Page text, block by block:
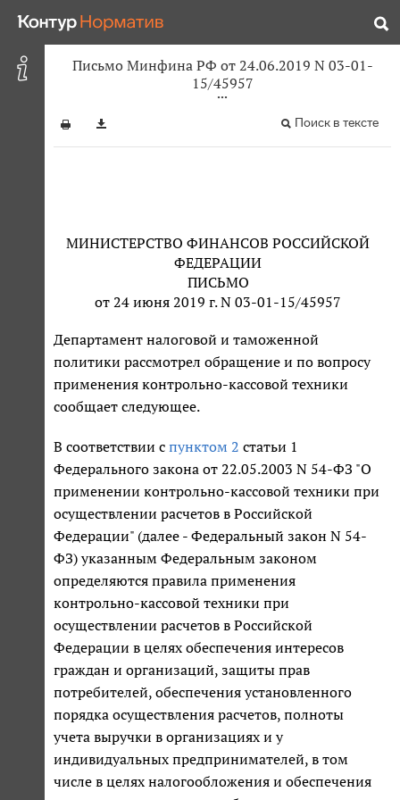
Письмо Минфина РФ от 24.06.2019 N 03-01-
15/45957
Поиск в тексте
МИНИСТЕРСТВО ФИНАНСОВ РОССИЙСКОЙ
ФЕДЕРАЦИИ
ПИСЬМО
от 24 июня 2019 г. N 03-01-15/45957
Департамент налоговой и таможенной
политики рассмотрел обращение и по вопросу
применения контрольно-кассовой техники
сообщает следующее.
В соответствии с пунктом 2 статьи 1
Федерального закона от 22.05.2003 N 54-ФЗ "О
применении контрольно-кассовой техники при
осуществлении расчетов в Российской
Федерации" (далее - Федеральный закон N 54-
ФЗ) указанным Федеральным законом
определяются правила применения
контрольно-кассовой техники при
осуществлении расчетов в Российской
Федерации в целях обеспечения интересов
граждан и организаций, защиты прав
потребителей, обеспечения установленного
порядка осуществления расчетов, полноты
учета выручки в организациях и у
индивидуальных предпринимателей, в том
числе в целях налогообложения и обеспечения